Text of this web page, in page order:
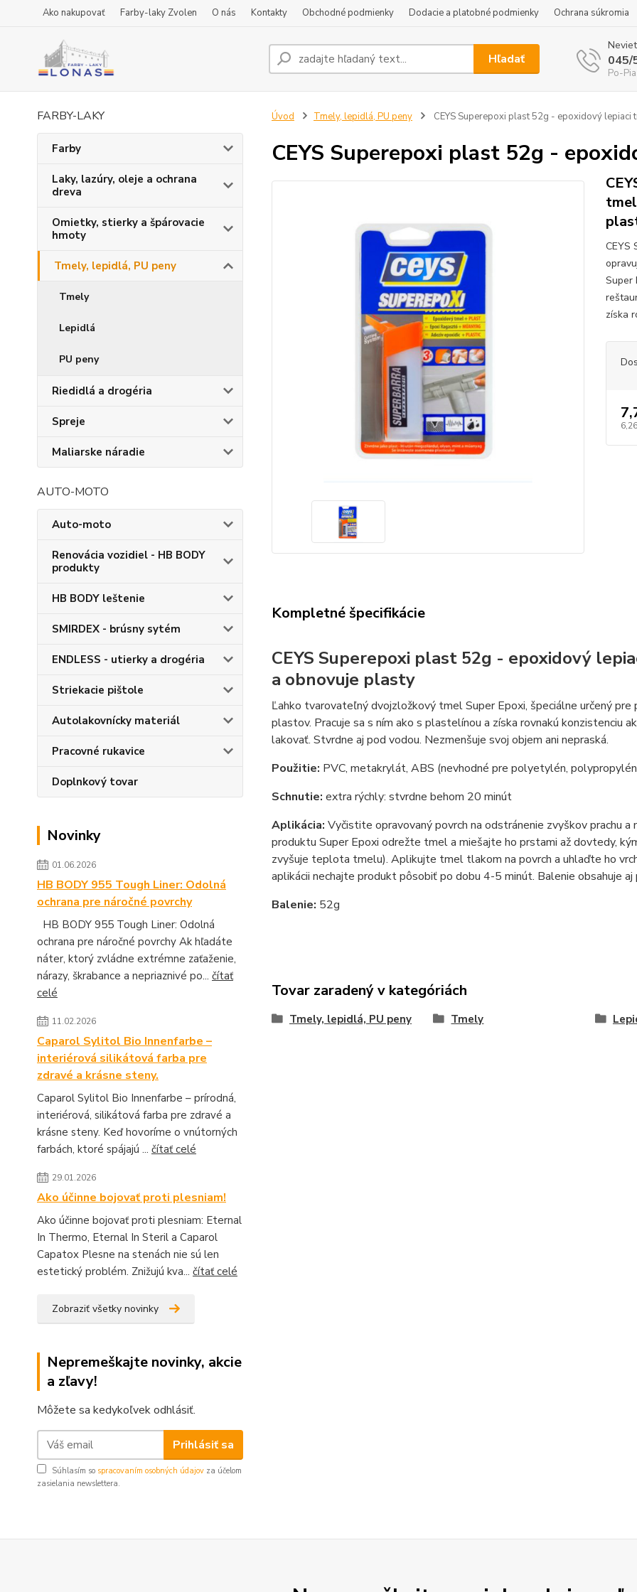
Ako nakupovať Farby-laky Zvolen O nás Kontakty Obchodné podmienky Dodacie a platobné podmienky Ochrana súkromia
Hľadať 045/
Po-
FARBY-LAKY
Farby
Laky, lazúry, oleje a ochrana
dreva
Omietky, stierky a špárovacie
hmoty
Tmely, lepidlá, PU peny
Tmely
Lepidlá
PU peny
Riedidlá a drogéria
Spreje
Maliarske náradie
AUTO-MOTO
Auto-moto
Renovácia vozidiel - HB BODY
produkty
HB BODY leštenie
SMIRDEX - brúsny sytém
ENDLESS - utierky a drogéria
Striekacie pištole
Autolakovnícky materiál
Pracovné rukavice
Doplnkový tovar
Novinky
01.06.2026
HB BODY 955 Tough Liner: Odolná
ochrana pre náročné povrchy
HB BODY 955 Tough Liner: Odolná
ochrana pre náročné povrchy Ak hľadáte
náter, ktorý zvládne extrémne zaťaženie,
nárazy, škrabance a nepriaznivé po... čítať
celé
11.02.2026
Caparol Sylitol Bio Innenfarbe –
interiérová silikátová farba pre
zdravé a krásne steny.
Caparol Sylitol Bio Innenfarbe – prírodná,
interiérová, silikátová farba pre zdravé a
krásne steny. Keď hovoríme o vnútorných
farbách, ktoré spájajú ... čítať celé
29.01.2026
Ako účinne bojovať proti plesniam!
Ako účinne bojovať proti plesniam: Eternal
In Thermo, Eternal In Steril a Caparol
Capatox Plesne na stenách nie sú len
estetický problém. Znižujú kva... čítať celé
Zobraziť všetky novinky
Nepremeškajte novinky, akcie
a zľavy!
Môžete sa kedykoľvek odhlásiť.
Prihlásiť sa
Súhlasím so spracovaním osobných údajov za účelom
zasielania newslettera.
Úvod Tmely, lepidlá, PU peny CEYS Superepoxi plast 52g - epoxidový lepiaci
CEYS Superepoxi plast 52g -
CEYS
Super
získa
Kompletné špecifikácie
CEYS Superepoxi plast 52g - epoxidový
a obnovuje plasty
Ľahko tvarovateľný dvojzložkový tmel Super Epoxi, špeciálne určený
plastov. Pracuje sa s ním ako s plastelínou a získa rovnakú konzistenciu
lakovať. Stvrdne aj pod vodou. Nezmenšuje svoj objem ani nepraská.
Použitie: PVC, metakrylát, ABS (nevhodné pre polyetylén,
Schnutie: extra rýchly: stvrdne behom 20 minút
Aplikácia: Vyčistite opravovaný povrch na odstránenie zvyškov prachu
produktu Super Epoxi odrežte tmel a miešajte ho prstami až dovtedy,
zvyšuje teplota tmelu). Aplikujte tmel tlakom na povrch a uhlaďte ho
aplikácii nechajte produkt pôsobiť po dobu 4-5 minút. Balenie obsahuje
Balenie: 52g
Tovar zaradený v kategóriách
Tmely, lepidlá, PU peny Tmely